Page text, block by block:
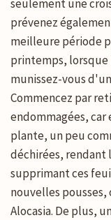
seulement une
prévenez
meilleure période
printemps, lorsque
munissez-vous
Commencez par
endommagées,
plante, un peu
déchirées, rendant
supprimant ces
nouvelles
Alocasia. De plus,